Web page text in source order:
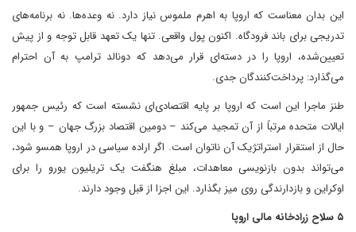
این بدان معناست که اروپا به اهرم ملموس نیاز دارد. نه وعده‌ها. نه برنامه‌های
تدریجی برای باند فرودگاه. اکنون پول واقعی. تنها یک تعهد قابل توجه و از پیش
تعیین‌شده، اروپا را در دسته‌ای قرار می‌دهد که دونالد ترامپ به آن احترام
می‌گذارد: پرداخت‌کنندگان جدی.
طنز ماجرا این است که اروپا بر پایه اقتصادی‌ای نشسته است که رئیس جمهور
ایالات متحده مرتباً از آن تمجید می‌کند – دومین اقتصاد بزرگ جهان – و با این
حال از استقرار استراتژیک آن ناتوان است. اگر اراده سیاسی در اروپا همسو شود،
می‌تواند بدون بازنویسی معاهدات، مبلغ هنگفت یک تریلیون یورو را برای
اوکراین و بازدارندگی روی میز بگذارد. این اجزا از قبل وجود دارند.
۵ سلاح زرادخانه مالی اروپا